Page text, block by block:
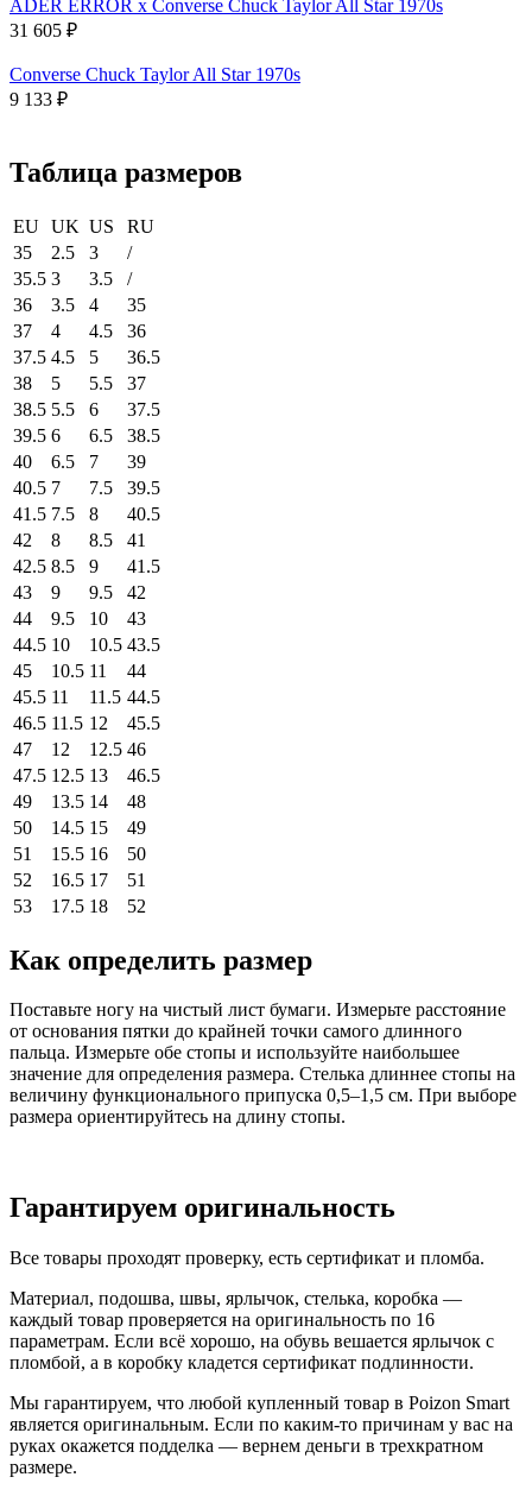
ADER ERROR x Converse Chuck Taylor All Star 1970s
31 605 ₽
Converse Chuck Taylor All Star 1970s
9 133 ₽
Таблица размеров
EU UK US
RU
35
2.5 3
/
35.5 3 3.5
/
36
3.5 4
35
37
4 4.5
36
37.5 4.5 5
36.5
38
5 5.5
37
38.5 5.5 6
37.5
39.5 6 6.5
38.5
40
6.5 7
39
40.5 7 7.5
39.5
41.5 7.5 8
40.5
42
8 8.5
41
42.5 8.5 9
41.5
43
9 9.5
42
44
9.5 10
43
44.5 10 10.5 43.5
45
10.5 11
44
45.5 11 11.5 44.5
46.5 11.5 12
45.5
47
12 12.5 46
47.5 12.5 13
46.5
49
13.5 14
48
50
14.5 15
49
51
15.5 16
50
52
16.5 17
51
53
17.5 18 52
Как определить размер
Поставьте ногу на чистый лист бумаги. Измерьте расстояние
от основания пятки до крайней точки самого длинного
пальца. Измерьте обе стопы и используйте наибольшее
значение для определения размера. Стелька длиннее стопы на
величину функционального припуска 0,5–1,5 см. При выборе
размера ориентируйтесь на длину стопы.
Гарантируем оригинальность
Все товары проходят проверку, есть сертификат и пломба.
Материал, подошва, швы, ярлычок, стелька, коробка —
каждый товар проверяется на оригинальность по 16
параметрам. Если всё хорошо, на обувь вешается ярлычок с
пломбой, а в коробку кладется сертификат подлинности.
Мы гарантируем, что любой купленный товар в Poizon Smart
является оригинальным. Если по каким-то причинам у вас на
руках окажется подделка — вернем деньги в трехкратном
размере.